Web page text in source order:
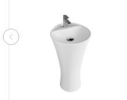
Previous